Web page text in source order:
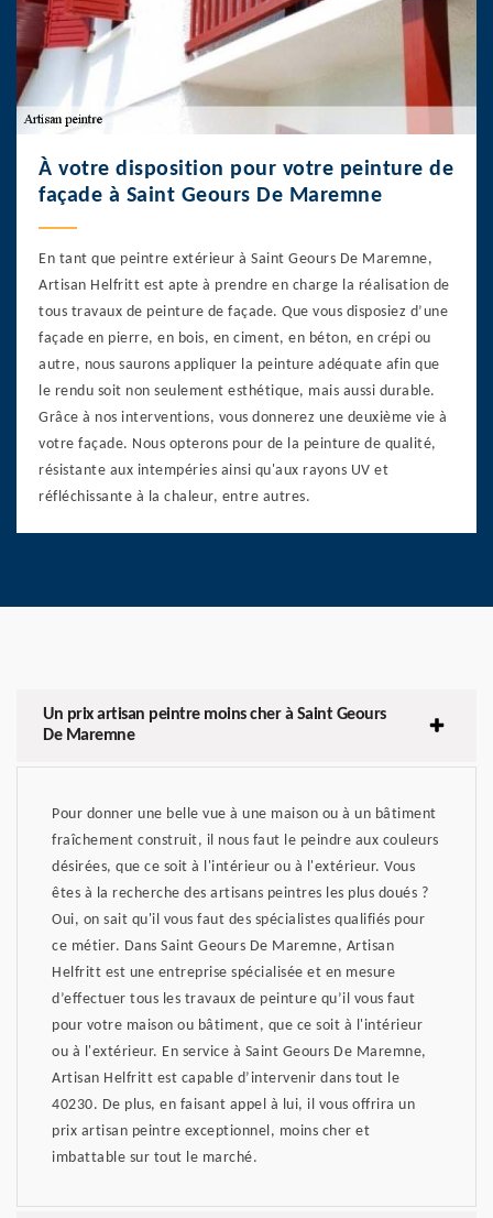
À votre disposition pour votre peinture de
façade à Saint Geours De Maremne
En tant que peintre extérieur à Saint Geours De Maremne,
Artisan Helfritt est apte à prendre en charge la réalisation de
tous travaux de peinture de façade. Que vous disposiez d’une
façade en pierre, en bois, en ciment, en béton, en crépi ou
autre, nous saurons appliquer la peinture adéquate afin que
le rendu soit non seulement esthétique, mais aussi durable.
Grâce à nos interventions, vous donnerez une deuxième vie à
votre façade. Nous opterons pour de la peinture de qualité,
résistante aux intempéries ainsi qu'aux rayons UV et
réfléchissante à la chaleur, entre autres.
Un prix artisan peintre moins cher à Saint Geours
De Maremne
Pour donner une belle vue à une maison ou à un bâtiment
fraîchement construit, il nous faut le peindre aux couleurs
désirées, que ce soit à l'intérieur ou à l'extérieur. Vous
êtes à la recherche des artisans peintres les plus doués ?
Oui, on sait qu'il vous faut des spécialistes qualifiés pour
ce métier. Dans Saint Geours De Maremne, Artisan
Helfritt est une entreprise spécialisée et en mesure
d’effectuer tous les travaux de peinture qu’il vous faut
pour votre maison ou bâtiment, que ce soit à l'intérieur
ou à l'extérieur. En service à Saint Geours De Maremne,
Artisan Helfritt est capable d’intervenir dans tout le
40230. De plus, en faisant appel à lui, il vous offrira un
prix artisan peintre exceptionnel, moins cher et
imbattable sur tout le marché.